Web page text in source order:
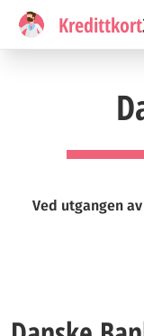
Kredittkort
Ved utgangen